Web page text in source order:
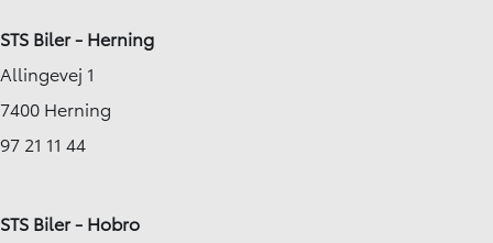
STS Biler - Herning
Allingevej 1
7400 Herning
97 21 11 44
STS Biler - Hobro